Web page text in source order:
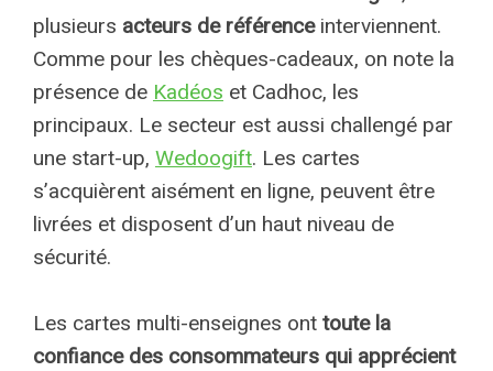
plusieurs acteurs de référenceinterviennent.
Comme pour les chèques-cadeaux, on note la
présence de Kadéos et Cadhoc, les
principaux. Le secteur est aussi challengé par
une start-up, Wedoogift. Les cartes
s’acquièrent aisément en ligne, peuvent être
livrées et disposent d’un haut niveau de
sécurité.
Les cartes multi-enseignes ont toute la
confiance des consommateurs qui apprécient